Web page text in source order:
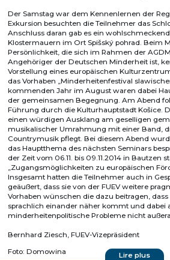
Der Samstag war dem Kennenlernen der
Exkursion besuchten die Teilnehmer das
Anschluss daran gab es ein
Klostermauern im Ort Spišský pohrad. Beim
Persönlichkeit, die sich im Rahmen der
Angehöriger der Deutschen Minderheit ist,
Vorstellung eines europäischen
das Vorhaben „Minderheitenfestival
kommenden Jahr im August waren dabei
der gemeinsamen Begegnung. Am Abend
Führung durch die Kulturhauptstadt Košice.
einen würdigen Ausklang am geselligen
musikalischer Umrahmung mit einer Band,
Countrymusik pflegt. Bei diesem Abend
das Hauptthema des nächsten Seminars
der Zeit vom 06.11. bis 09.11.2014 in Bautzen
„Zugangsmöglichkeiten zu europäischen
Insgesamt hatten die Teilnehmer auch in
geäußert, dass sie von der FUEV weitere
Vorhaben wünschen die dazu beitragen,
sprachlich einander näher kommt und dabei
minderheitenpolitische Probleme nicht
Bernhard Ziesch, FUEV-Vizepräsident
Foto: Domowina
Lire plus